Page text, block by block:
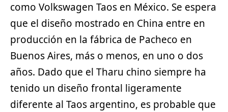
como Volkswagen Taos en México. Se espera
que el diseño mostrado en China entre en
producción en la fábrica de Pacheco en
Buenos Aires, más o menos, en uno o dos
años. Dado que el Tharu chino siempre ha
tenido un diseño frontal ligeramente
diferente al Taos argentino, es probable que